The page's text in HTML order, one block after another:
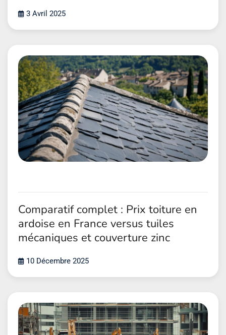
3 Avril 2025
Comparatif complet : Prix toiture en
ardoise en France versus tuiles
mécaniques et couverture zinc
10 Décembre 2025